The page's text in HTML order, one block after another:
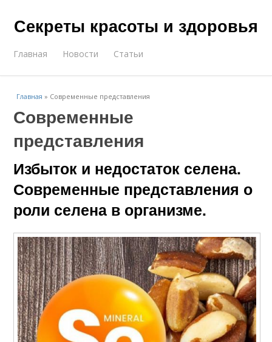
Секреты красоты и здоровья
Главная Новости Статьи
Главная » Современные представления
Современные
представления
Избыток и недостаток селена.
Современные представления о
роли селена в организме.